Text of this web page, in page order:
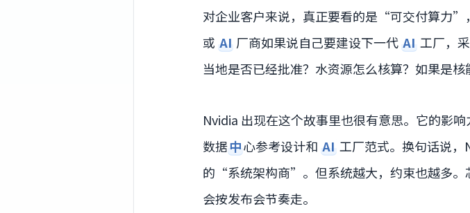
对企业客户来说，真正要看的是“可交付算力”
或 AI 厂商如果说自己要建设下一代 AI 工厂，
当地是否已经批准？水资源怎么核算？如果是
Nvidia 出现在这个故事里也很有意思。它的影
数据中心参考设计和 AI 工厂范式。换句话说
的“系统架构商”。但系统越大，约束也越多。
会按发布会节奏走。